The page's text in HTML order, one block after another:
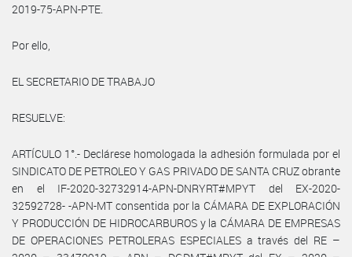
2019-75-APN-PTE.
Por ello,
EL SECRETARIO DE TRABAJO
RESUELVE:
ARTÍCULO 1°.- Declárese homologada la adhesión formulada por el
SINDICATO DE PETROLEO Y GAS PRIVADO DE SANTA CRUZ obrante
en el IF-2020-32732914-APN-DNRYRT#MPYT del EX-2020-
32592728- -APN-MT consentida por la CÁMARA DE EXPLORACIÓN
Y PRODUCCIÓN DE HIDROCARBUROS y la CÁMARA DE EMPRESAS
DE OPERACIONES PETROLERAS ESPECIALES a través del RE –